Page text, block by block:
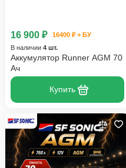
16 900 ₽
16400 ₽ + БУ
В наличии 4 шт.
Аккумулятор Runner AGM 70
Ач
Купить